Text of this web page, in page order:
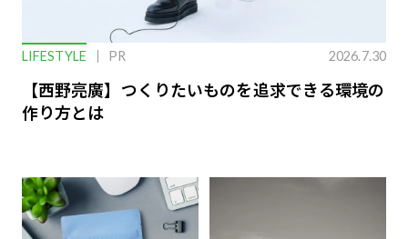
LIFESTYLE PR 2026.7.30
【西野亮廣】つくりたいものを追求できる環境の
作り方とは